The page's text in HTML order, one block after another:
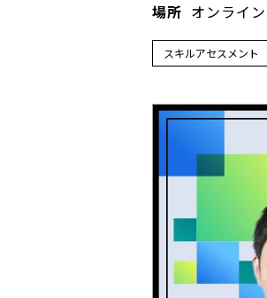
場所 オンライン
スキルアセスメント